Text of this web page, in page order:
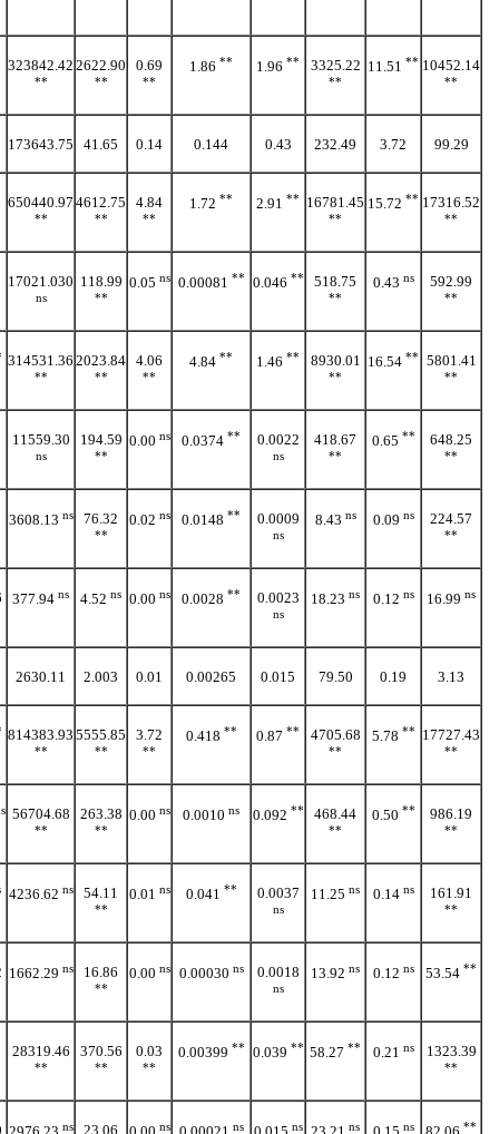
10452.14
**
11.51 **
3325.22
**
1.96 **
1.86 **
0.69
**
2622.90
**
323842.42
**
99.29
3.72
232.49
0.43
0.144
0.14
41.65
173643.75
17316.52
**
15.72 **
16781.45
**
2.91 **
1.72 **
4.84
**
4612.75
**
650440.97
**
592.99
**
0.43 ns
518.75
**
0.046 **
0.00081 **
0.05 ns
118.99
**
17021.030
ns
5801.41
**
16.54 **
8930.01
**
1.46 **
4.84 **
4.06
**
2023.84
**
314531.36
**
648.25
**
0.65 **
418.67
**
0.0022
ns
0.0374 **
0.00 ns
194.59
**
11559.30
ns
224.57
**
0.09 ns
8.43 ns
0.0009
ns
0.0148 **
0.02 ns
76.32
**
3608.13 ns
16.99 ns
0.12 ns
18.23 ns
0.0023
ns
0.0028 **
0.00 ns
4.52 ns
377.94 ns
3.13
0.19
79.50
0.015
0.00265
0.01
2.003
2630.11
17727.43
**
5.78 **
4705.68
**
0.87 **
0.418 **
3.72
**
5555.85
**
814383.93
**
986.19
**
0.50 **
468.44
**
0.092 **
0.0010 ns
0.00 ns
263.38
**
56704.68
**
161.91
**
0.14 ns
11.25 ns
0.0037
ns
0.041 **
0.01 ns
54.11
**
4236.62 ns
53.54 **
0.12 ns
13.92 ns
0.0018
ns
0.00030 ns
0.00 ns
16.86
**
1662.29 ns
1323.39
**
0.21 ns
58.27 **
0.039 **
0.00399 **
0.03
**
370.56
**
28319.46
**
**
ns
ns
ns
ns
ns
23.06
ns